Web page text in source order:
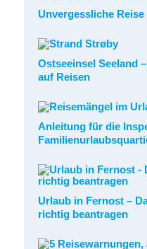
Unvergessliche
Ostseeinsel Seeland
auf Reisen
Anleitung für die
Urlaub in Fernost –
richtig beantragen